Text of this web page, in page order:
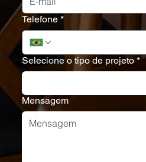
Telefone *
Selecione o tipo de projeto *
Mensagem